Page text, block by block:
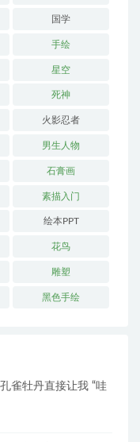
国学
手绘
星空
死神
火影忍者
男生人物
石膏画
素描入门
绘本PPT
花鸟
雕塑
黑色手绘
雀牡丹直接让我 “哇